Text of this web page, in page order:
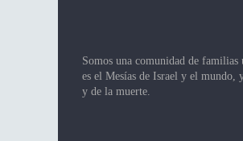
n
d
Somos una comunidad de familias
es el Mesías de Israel y el mundo,
y de la muerte.